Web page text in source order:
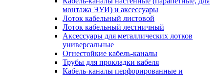
монтажа ЭУИ) и аксессуары
Лоток кабельный листовой
Лоток кабельный лестничный
Аксессуары для металлических лотков
универсальные
Огнестойкие кабель-каналы
Трубы для прокладки кабеля
Кабель-каналы перфорированные и